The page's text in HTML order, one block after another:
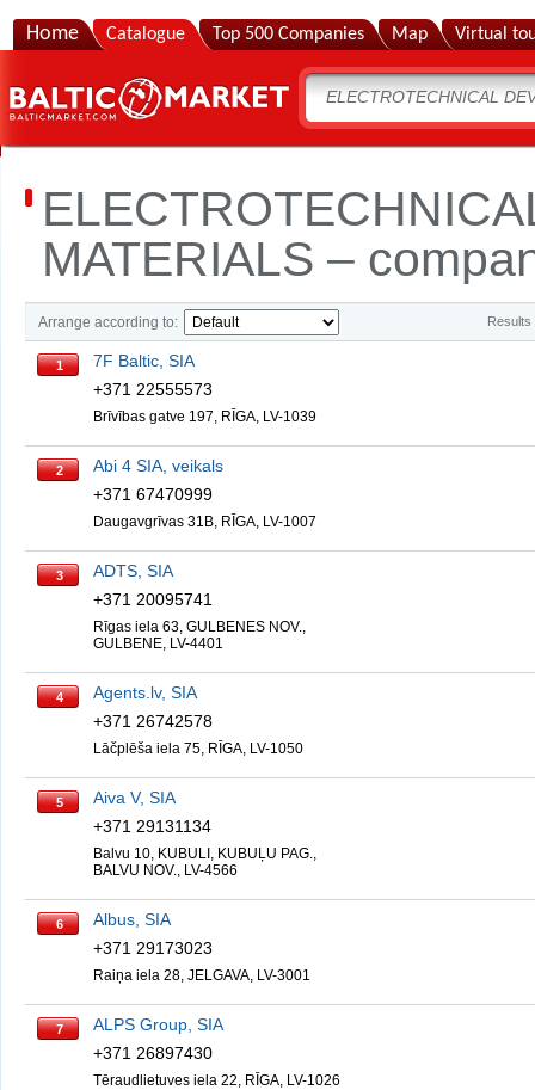
Home Catalogue Top 500 Companies Map Virtual
MATERIALS –
Arrange according to: Results
1
7F Baltic, SIA
+371 22555573
Brīvības gatve 197, RĪGA, LV-1039
2
Abi 4 SIA, veikals
+371 67470999
Daugavgrīvas 31B, RĪGA, LV-1007
3
ADTS, SIA
+371 20095741
Rīgas iela 63, GULBENES NOV.,
GULBENE, LV-4401
4
Agents.lv, SIA
+371 26742578
Lāčplēša iela 75, RĪGA, LV-1050
5
Aiva V, SIA
+371 29131134
Balvu 10, KUBULI, KUBUĻU PAG.,
BALVU NOV., LV-4566
6
Albus, SIA
+371 29173023
Raiņa iela 28, JELGAVA, LV-3001
7
ALPS Group, SIA
+371 26897430
Tēraudlietuves iela 22, RĪGA, LV-1026